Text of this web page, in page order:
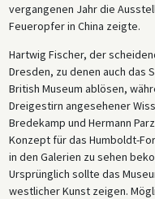
vergangenen Jahr die
Feueropfer in China zeigte.
Hartwig Fischer, der
Dresden, zu denen auch das
British Museum ablösen,
Dreigestirn angesehener
Bredekamp und Hermann
Konzept für das Humboldt-
in den Galerien zu sehen
Ursprünglich sollte das
westlicher Kunst zeigen.